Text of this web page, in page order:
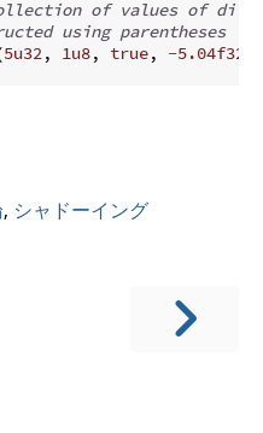
of values of
using parentheses ().
5u32, 1u8, true, -5.04f32
, シャドーイング